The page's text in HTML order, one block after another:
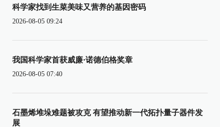
科学家找到生菜美味又营养的基因密码
2026-08-05 09:24
我国科学家首获威廉·诺德伯格奖章
2026-08-05 07:40
石墨烯堆垛难题被攻克 有望推动新一代拓扑量子器件发
展